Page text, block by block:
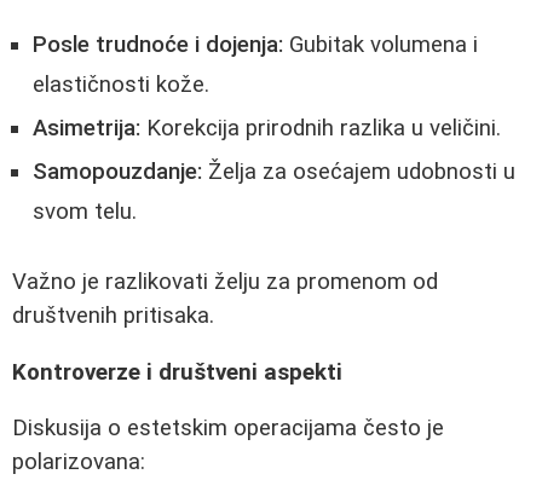
Posle trudnoće i dojenja: Gubitak volumena i
elastičnosti kože.
Asimetrija: Korekcija prirodnih razlika u veličini.
Samopouzdanje: Želja za osećajem udobnosti u
svom telu.
Važno je razlikovati želju za promenom od
društvenih pritisaka.
Kontroverze i društveni aspekti
Diskusija o estetskim operacijama često je
polarizovana: